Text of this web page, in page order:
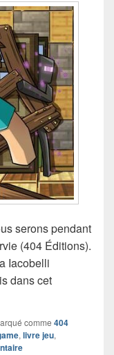
serons pendant
(404 Éditions).
Iacobelli
dans cet
comme 404
, livre jeu,